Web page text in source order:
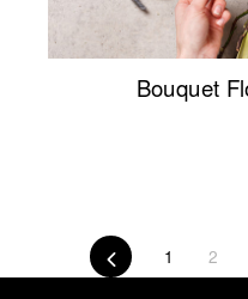
Bouquet
Previous
1 2